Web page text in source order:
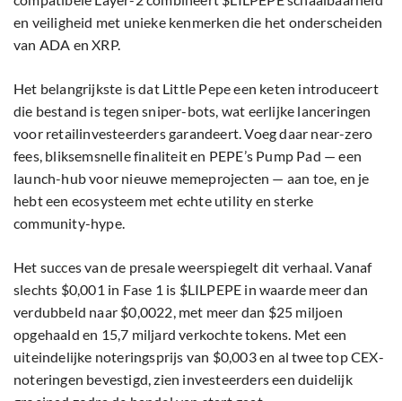
en veiligheid met unieke kenmerken die het onderscheiden
van ADA en XRP.
Het belangrijkste is dat Little Pepe een keten introduceert
die bestand is tegen sniper-bots, wat eerlijke lanceringen
voor retailinvesteerders garandeert. Voeg daar near-zero
fees, bliksemsnelle finaliteit en PEPE’s Pump Pad — een
launch-hub voor nieuwe memeprojecten — aan toe, en je
hebt een ecosysteem met echte utility en sterke
community-hype.
Het succes van de presale weerspiegelt dit verhaal. Vanaf
slechts $0,001 in Fase 1 is $LILPEPE in waarde meer dan
verdubbeld naar $0,0022, met meer dan $25 miljoen
opgehaald en 15,7 miljard verkochte tokens. Met een
uiteindelijke noteringsprijs van $0,003 en al twee top CEX-
noteringen bevestigd, zien investeerders een duidelijk